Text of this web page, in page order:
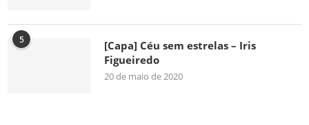
5
[Capa] Céu sem estrelas – Iris
Figueiredo
20 de maio de 2020